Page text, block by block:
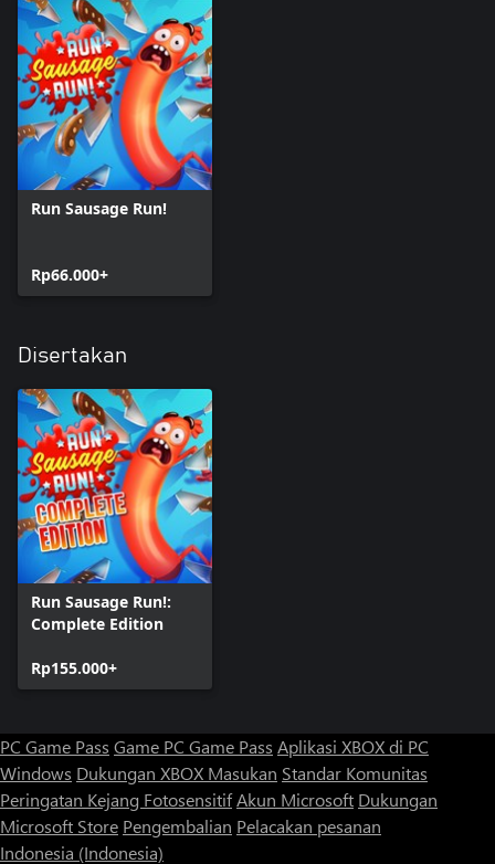
Run Sausage Run!
Rp66.000+
Disertakan
Run Sausage Run!:
Complete Edition
Rp155.000+
PC Game Pass Game PC Game Pass Aplikasi XBOX di PC
Windows Dukungan XBOX Masukan Standar Komunitas
Peringatan Kejang FotosensitifAkun Microsoft Dukungan
Microsoft Store Pengembalian Pelacakan pesanan
Indonesia (Indonesia)